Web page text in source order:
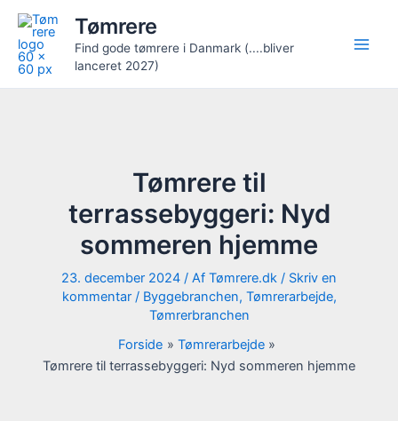
indholdet
Tømrere
Find gode tømrere i Danmark (....bliver
lanceret 2027)
Tømrere til
terrassebyggeri: Nyd
sommeren hjemme
23. december 2024 / Af Tømrere.dk / Skriv en
kommentar / Byggebranchen, Tømrerarbejde,
Tømrerbranchen
Forside
Tømrerarbejde
Tømrere til terrassebyggeri: Nyd sommeren hjemme